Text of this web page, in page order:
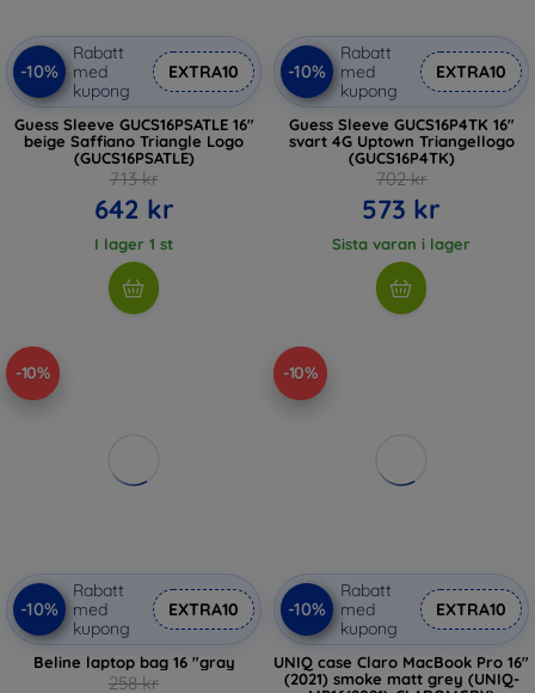
-10%
Rabatt
med
kupong
EXTRA10
Guess Sleeve GUCS16PSATLE 16"
beige Saffiano Triangle Logo
(GUCS16PSATLE)
713 kr
642 kr
I lager 1 st
-10%
Rabatt
med
kupong
EXTRA10
Guess Sleeve GUCS16P4TK 16"
svart 4G Uptown Triangellogo
(GUCS16P4TK)
702 kr
573 kr
Sista varan i lager
-10%
-10%
Rabatt
med
kupong
EXTRA10
Beline laptop bag 16 "gray
258 kr
-10%
-10%
Rabatt
med
kupong
EXTRA10
UNIQ case Claro MacBook Pro 16"
(2021) smoke matt grey (UNIQ-